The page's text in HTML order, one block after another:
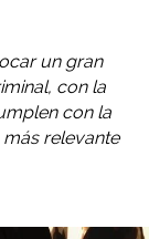
un gran
con la
con la
relevante